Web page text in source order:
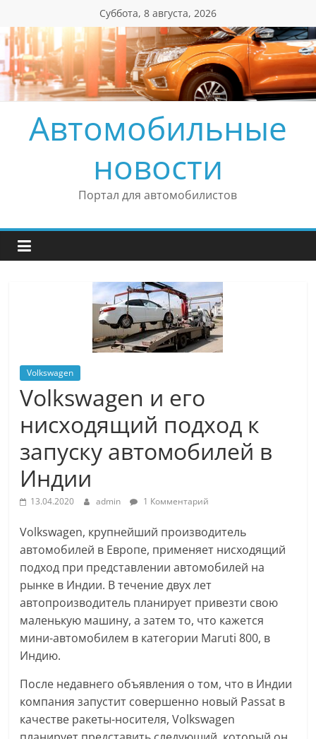
содержимому
Суббота, 8 августа, 2026
Автомобильные
новости
Портал для автомобилистов
Volkswagen
Volkswagen и его
нисходящий подход к
запуску автомобилей в
Индии
13.04.2020 admin 1 Комментарий
Volkswagen, крупнейший производитель
автомобилей в Европе, применяет нисходящий
подход при представлении автомобилей на
рынке в Индии. В течение двух лет
автопроизводитель планирует привезти свою
маленькую машину, а затем то, что кажется
мини-автомобилем в категории Maruti 800, в
Индию.
После недавнего объявления о том, что в Индии
компания запустит совершенно новый Passat в
качестве ракеты-носителя, Volkswagen